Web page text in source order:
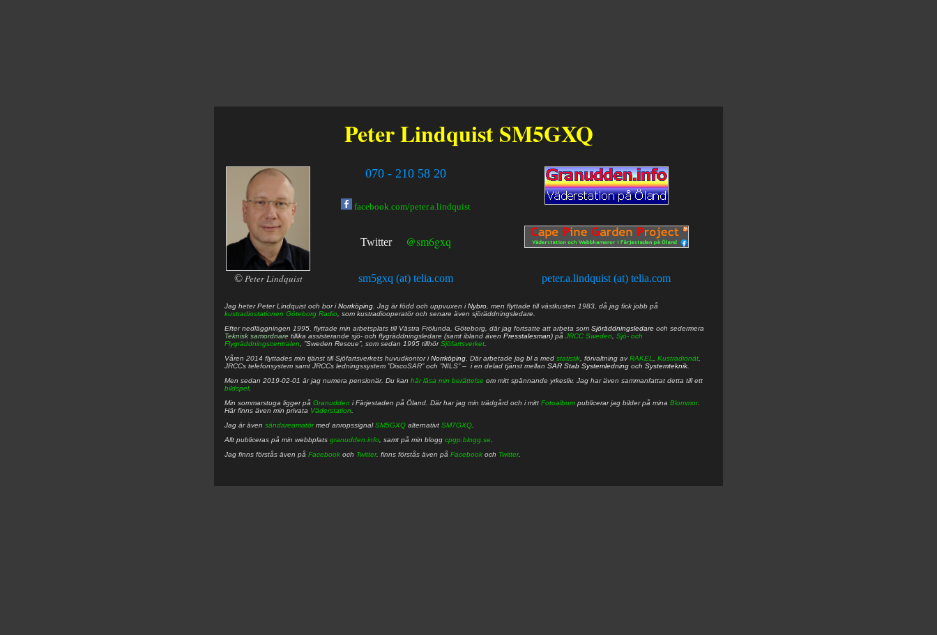
Peter Lindquist SM5GXQ
© Peter Lindquist
070 - 210 58 20
facebook.com/peter.a.lindquist
Twitter @sm6gxq
sm5gxq (at) telia.com peter.a.lindquist (at) telia.com
Jag heterPeter Lindquist och bor iNorrköping . Jag är född och uppvuxen iNybro , men flyttade till västkusten 1983, då jag fick jobb på
kustradiostationen Göteborg Radio , som kustradiooperatör och senare även sjöräddningsledare.
Efter nedläggningen 1995, flyttade min arbetsplats till Västra Frölunda, Göteborg, där jag fortsatte att arbeta som Sjöräddningsledare och sedermera
Teknisk samordnare tillika assisterande sjö- och flygräddningsledare (samt ibland även Presstalesman) på JRCC Sweden
Sjö- och
Flygräddningscentralen , ”Sweden Rescue”, som sedan 1995 tillhörSjöfartsverket
Våren 2014 flyttades min tjänst till Sjöfartsverkets huvudkontor iNorrköping . Där arbetade jag bl a med statistik , förvaltning avRAKEL Kustradionät
JRCCs telefonsystem samt JRCCs ledningssystem ”DiscoSAR” och ”NILS” – i en delad tjänst mellan SAR Stab Systemledning och Systemteknik
Men sedan 2019-02-01 är jag numera pensionär. Du kan här läsa min berättelse om mitt spännande yrkesliv. Jag har även sammanfattat detta till ett
bildspel.
Min sommarstuga ligger på Granudden i Färjestaden på Öland. Där har jag min trädgård och i mitt Fotoalbum publicerar jag bilder på mina Blommor.
Här finns även min privata Väderstation
Jag är även sändareamatörmed anropssignalSM5GXQ alternativt SM7GXQ
Allt publiceras på min webbplats granudden.info , samt på min blogg cpgp.blogg.se
Jag finns förstås även på Facebook och Twitter. finns förstås även på Facebook och Twitter.